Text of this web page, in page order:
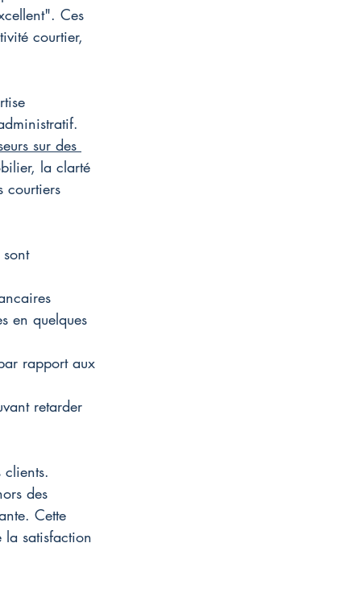
Ces
courtier,
sur des
la clarté
courtiers
en quelques
rapport aux
retarder
des
Cette
la satisfaction